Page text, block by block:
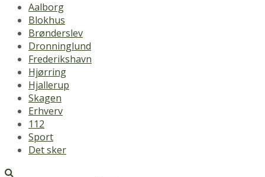
Aalborg
Blokhus
Brønderslev
Dronninglund
Frederikshavn
Hjørring
Hjallerup
Skagen
Erhverv
112
Sport
Det sker